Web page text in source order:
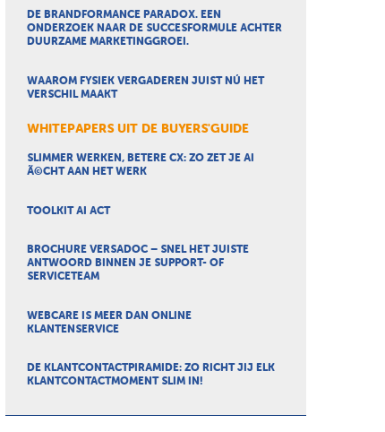
DE BRANDFORMANCE PARADOX. EEN
ONDERZOEK NAAR DE SUCCESFORMULE ACHTER
DUURZAME MARKETINGGROEI.
WAAROM FYSIEK VERGADEREN JUIST NÚ HET
VERSCHIL MAAKT
WHITEPAPERS UIT DE BUYERS'GUIDE
SLIMMER WERKEN, BETERE CX: ZO ZET JE AI
Ã©CHT AAN HET WERK
TOOLKIT AI ACT
BROCHURE VERSADOC – SNEL HET JUISTE
ANTWOORD BINNEN JE SUPPORT- OF
SERVICETEAM
WEBCARE IS MEER DAN ONLINE
KLANTENSERVICE
DE KLANTCONTACTPIRAMIDE: ZO RICHT JIJ ELK
KLANTCONTACTMOMENT SLIM IN!